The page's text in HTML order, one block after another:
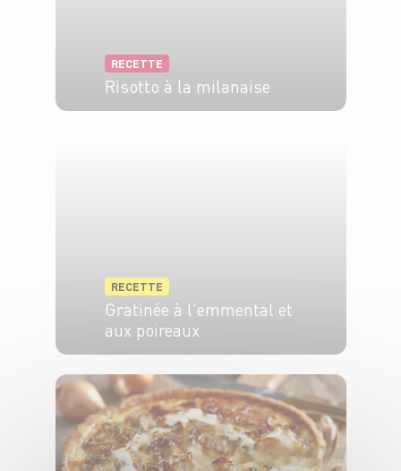
RECETTE
Risotto à la milanaise
RECETTE
Gratinée à l'emmental et
aux poireaux